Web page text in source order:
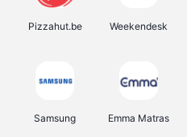
Pizzahut.be Weekendesk
Samsung Emma Matras